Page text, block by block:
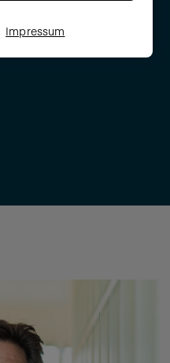
Impressum